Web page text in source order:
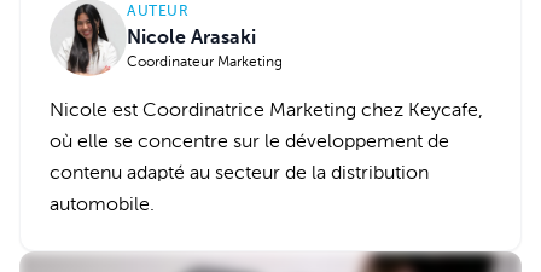
AUTEUR
Nicole Arasaki
Coordinateur Marketing
Nicole est Coordinatrice Marketing chez Keycafe,
où elle se concentre sur le développement de
contenu adapté au secteur de la distribution
automobile.